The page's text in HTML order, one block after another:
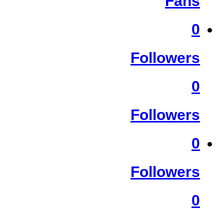
0
Followers
0
Followers
0
Followers
0